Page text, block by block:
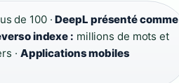
de 100 ·DeepL présenté comme
indexe : millions de mots et
· Applications mobiles